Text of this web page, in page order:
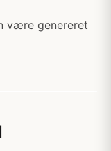
være genereret